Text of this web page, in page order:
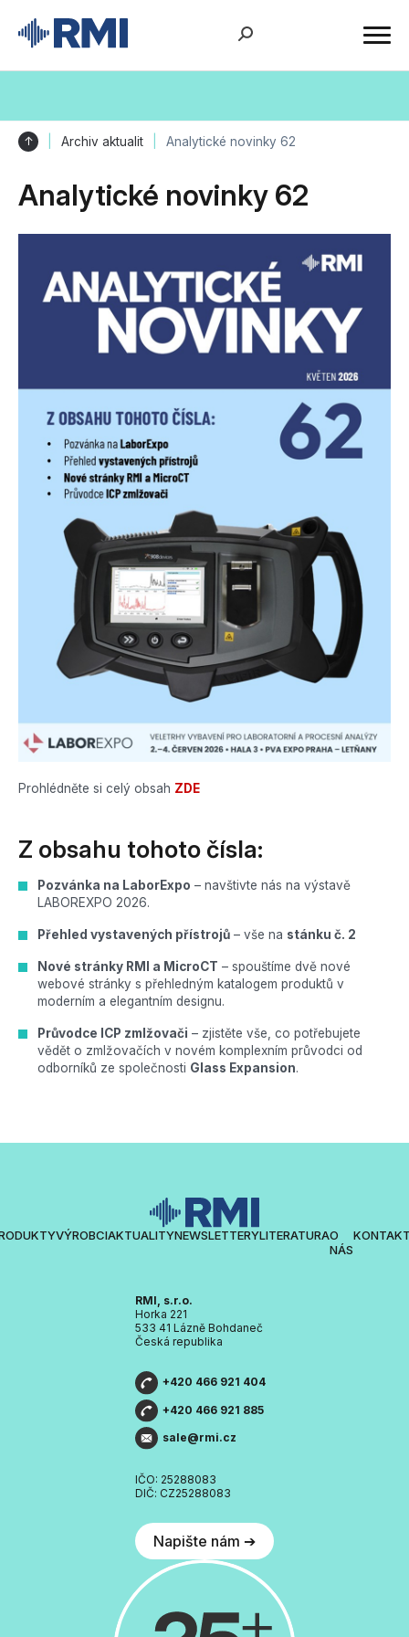
↑ Archiv aktualit Analytické novinky 62
Analytické novinky 62
Prohlédněte si celý obsah ZDE
Z obsahu tohoto čísla:
Pozvánka na LaborExpo – navštivte nás na výstavě
LABOREXPO 2026.
Přehled vystavených přístrojů – vše na stánku č. 2
Nové stránky RMI a MicroCT – spouštíme dvě nové
webové stránky s přehledným katalogem produktů v
moderním a elegantním designu.
Průvodce ICP zmlžovači – zjistěte vše, co potřebujete
vědět o zmlžovačích v novém komplexním průvodci od
odborníků ze společnosti Glass Expansion.
VÝROBCIAKTUALITYNEWSLETTERYLITERATURAO
NÁS
RMI, s.r.o.
Horka 221
533 41 Lázně Bohdaneč
Česká republika
+420 466 921 404
+420 466 921 885
sale@rmi.cz
IČO: 25288083
DIČ: CZ25288083
Napište nám ➔